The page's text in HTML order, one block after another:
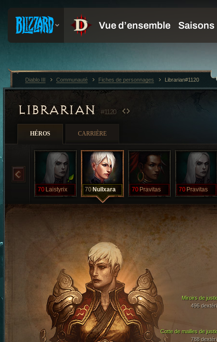
LIBRARIAN #1120
HÉROS CARRIÈRE
70 Laistyrix 70 Nullxara 70 Pravitas 70 Pravitas
Cotte de mailles de
788
Miroirs de
496
Diablo III Communauté Fiches de personnages Librarian#1120